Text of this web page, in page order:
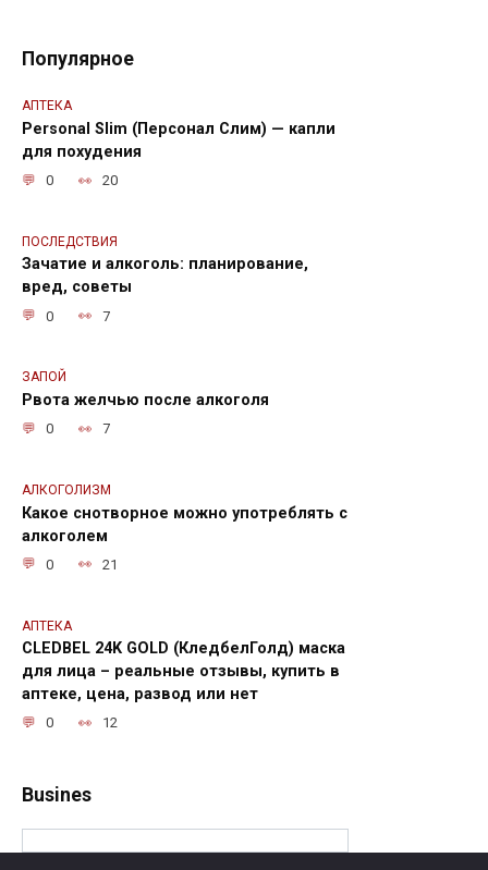
Популярное
АПТЕКА
Personal Slim (Персонал Слим) — капли
для похудения
0 20
ПОСЛЕДСТВИЯ
Зачатие и алкоголь: планирование,
вред, советы
0 7
ЗАПОЙ
Рвота желчью после алкоголя
0 7
АЛКОГОЛИЗМ
Какое снотворное можно употреблять с
алкоголем
0 21
АПТЕКА
CLEDBEL 24K GOLD (КледбелГолд) маска
для лица – реальные отзывы, купить в
аптеке, цена, развод или нет
0 12
Busines